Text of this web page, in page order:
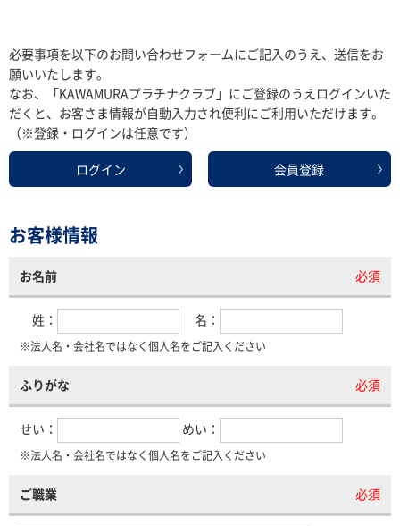
必要事項を以下のお問い合わせフォームにご記入のうえ、送信をお
願いいたします。
なお、「KAWAMURAプラチナクラブ」にご登録のうえログインいた
だくと、お客さま情報が自動入力され便利にご利用いただけます。
（※登録・ログインは任意です）
ログイン 会員登録
お客様情報
お名前 必須
姓： 名：
※法人名・会社名ではなく個人名をご記入ください
ふりがな 必須
せい： めい：
※法人名・会社名ではなく個人名をご記入ください
ご職業 必須